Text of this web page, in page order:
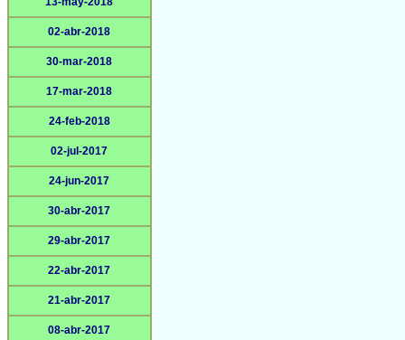
02-abr-2018
30-mar-2018
17-mar-2018
24-feb-2018
02-jul-2017
24-jun-2017
30-abr-2017
29-abr-2017
22-abr-2017
21-abr-2017
08-abr-2017